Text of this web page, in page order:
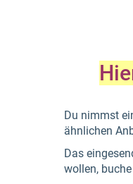
Du nimmst
ähnlichen
Das
wollen,